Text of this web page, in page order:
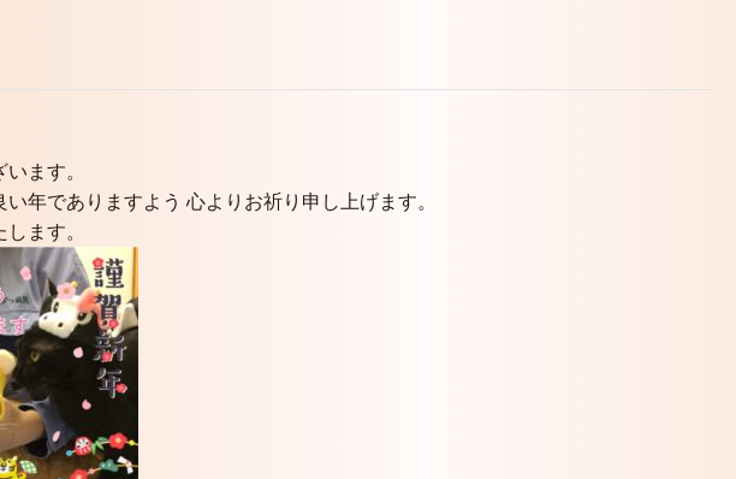
ます。
年でありますよう 心よりお祈り申し上げます。
ます。